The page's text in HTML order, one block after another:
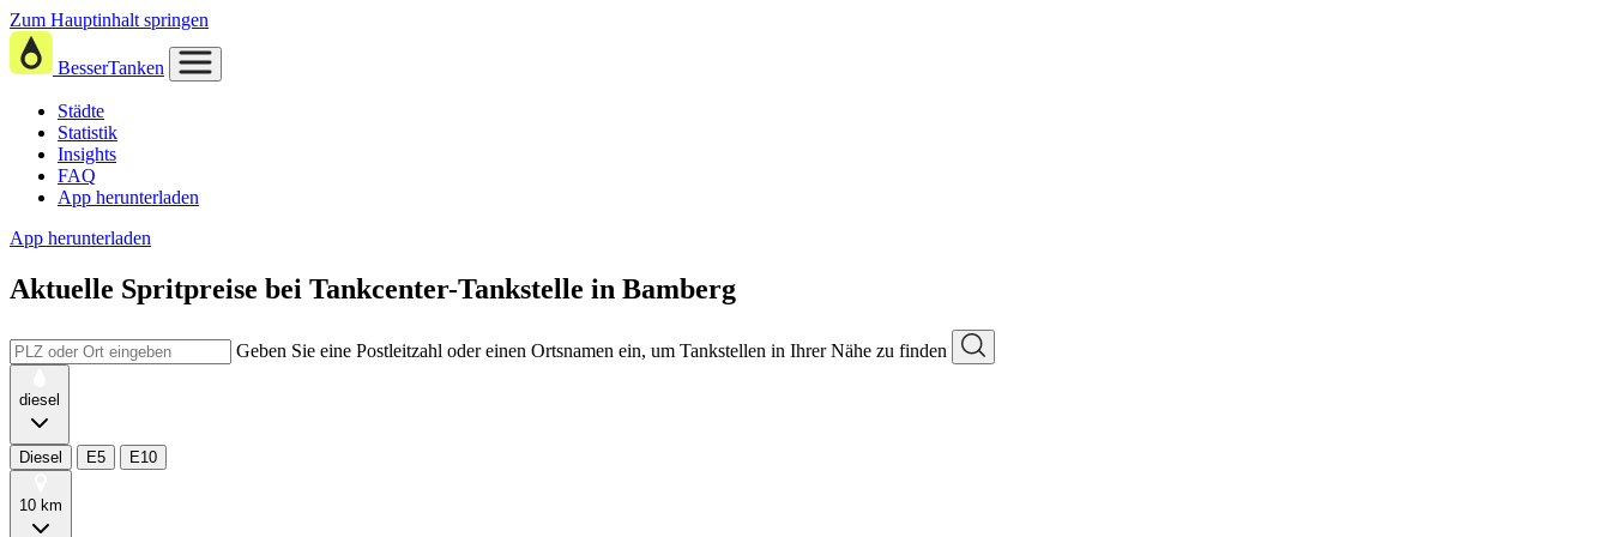
Zum Hauptinhalt springen
BesserTanken
Städte
Statistik
Insights
FAQ
App herunterladen
App herunterladen
Aktuelle Spritpreise bei Tankcenter-Tankstelle in Bamberg
Geben Sie eine Postleitzahl oder einen Ortsnamen ein, um Tankstellen in Ihrer Nähe zu finden
diesel
Diesel E5 E10
10 km